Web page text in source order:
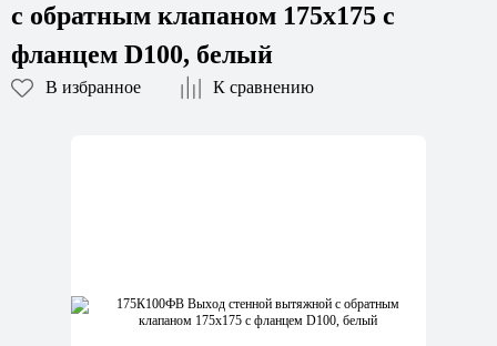
с обратным клапаном 175х175 с
фланцем D100, белый
В избранное К сравнению